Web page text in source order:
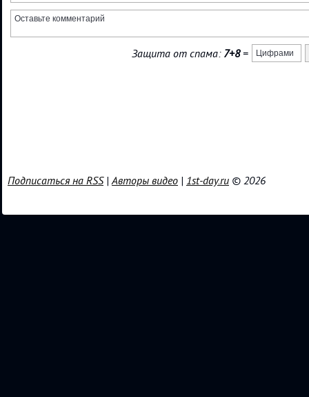
Защита от спама: 7+8=
Подписаться на RSS|Авторы видео | 1st-day.ru © 2026